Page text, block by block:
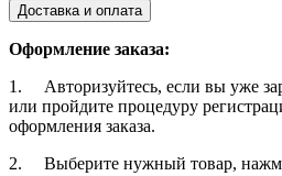
Доставка и оплата
Оформление заказа:
1. Авторизуйтесь, если вы уже
или пройдите процедуру
оформления заказа.
2. Выберите нужный товар,